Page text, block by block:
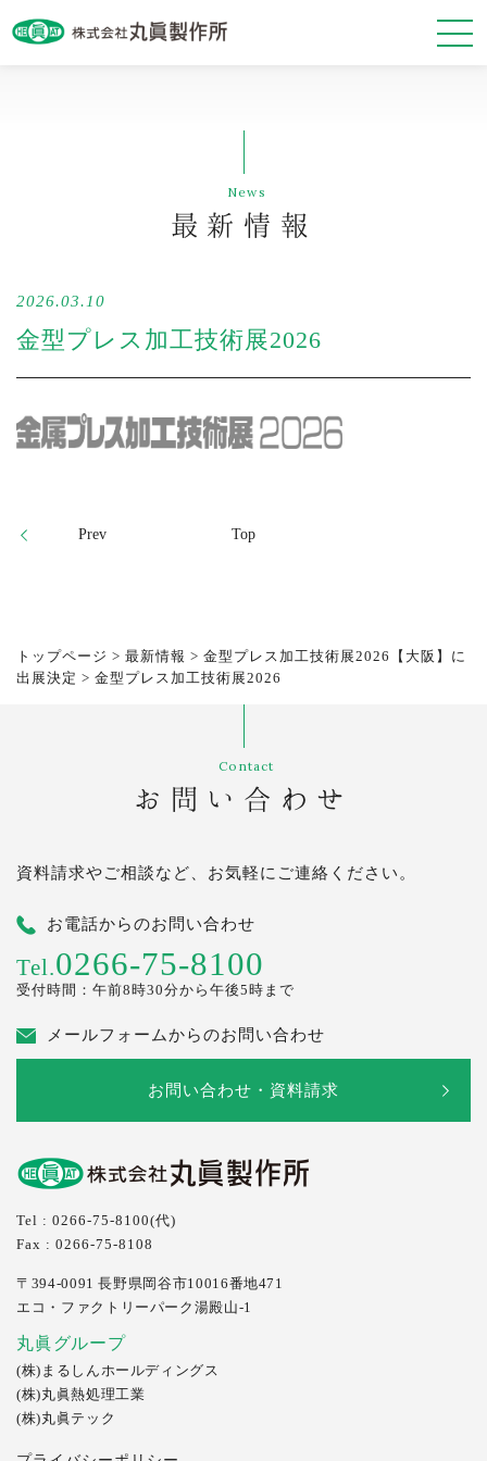
会社案内
お問い合わせ・資料請求
News
最新情報
2026.03.10
金型プレス加工技術展2026
Prev Top
トップページ > 最新情報 > 金型プレス加工技術展2026【大阪】に
出展決定 > 金型プレス加工技術展2026
Contact
お問い合わせ
資料請求やご相談など、お気軽にご連絡ください。
お電話からのお問い合わせ
Tel.0266-75-8100
受付時間：午前8時30分から午後5時まで
メールフォームからのお問い合わせ
お問い合わせ・資料請求
Tel : 0266-75-8100(代)
Fax : 0266-75-8108
〒394-0091長野県岡谷市10016番地471
エコ・ファクトリーパーク湯殿山-1
丸眞グループ
(株)まるしんホールディングス
(株)丸眞熱処理工業
(株)丸眞テック